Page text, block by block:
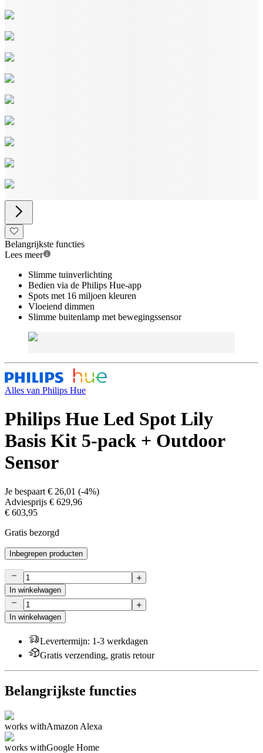
Belangrijkste functies
Lees meer
Slimme tuinverlichting
Bedien via de Philips Hue-app
Spots met 16 miljoen kleuren
Vloeiend dimmen
Slimme buitenlamp met bewegingssensor
Alles van Philips Hue
Philips Hue Led Spot Lily
Basis Kit 5-pack + Outdoor
Sensor
Je bespaart € 26,01 (-4%)
Adviesprijs € 629,96
€ 603,95
Gratis bezorgd
Inbegrepen producten
In winkelwagen
In winkelwagen
Levertermijn: 1-3 werkdagen
Gratis verzending, gratis retour
Belangrijkste functies
works withAmazon Alexa
works withGoogle Home